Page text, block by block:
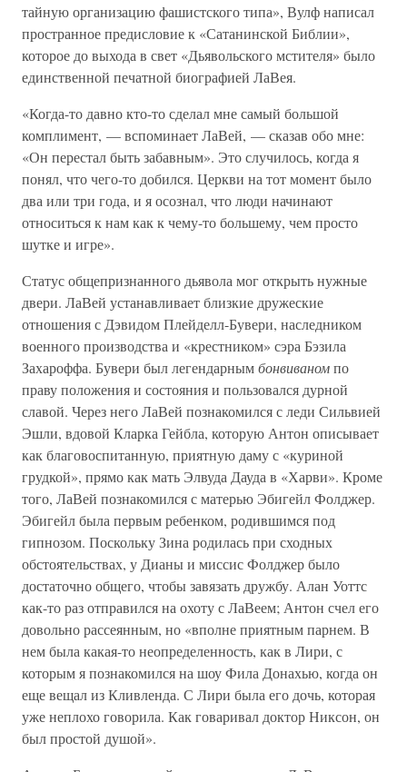
тайную организацию фашистского типа», Вулф написал
пространное предисловие к «Сатанинской Библии»,
которое до выхода в свет «Дьявольского мстителя» было
единственной печатной биографией ЛаВея.
«Когда-то давно кто-то сделал мне самый большой
комплимент, — вспоминает ЛаВей, — сказав обо мне:
«Он перестал быть забавным». Это случилось, когда я
понял, что чего-то добился. Церкви на тот момент было
два или три года, и я осознал, что люди начинают
относиться к нам как к чему-то большему, чем просто
шутке и игре».
Статус общепризнанного дьявола мог открыть нужные
двери. ЛаВей устанавливает близкие дружеские
отношения с Дэвидом Плейделл-Бувери, наследником
военного производства и «крестником» сэра Бэзила
Захароффа. Бувери был легендарнымбонвиваномпо
праву положения и состояния и пользовался дурной
славой. Через него ЛаВей познакомился с леди Сильвией
Эшли, вдовой Кларка Гейбла, которую Антон описывает
как благовоспитанную, приятную даму с «куриной
грудкой», прямо как мать Элвуда Дауда в «Харви». Кроме
того, ЛаВей познакомился с матерью Эбигейл Фолджер.
Эбигейл была первым ребенком, родившимся под
гипнозом. Поскольку Зина родилась при сходных
обстоятельствах, у Дианы и миссис Фолджер было
достаточно общего, чтобы завязать дружбу. Алан Уоттс
как-то раз отправился на охоту с ЛаВеем; Антон счел его
довольно рассеянным, но «вполне приятным парнем. В
нем была какая-то неопределенность, как в Лири, с
которым я познакомился на шоу Фила Донахью, когда он
еще вещал из Кливленда. С Лири была его дочь, которая
уже неплохо говорила. Как говаривал доктор Никсон, он
был простой душой».